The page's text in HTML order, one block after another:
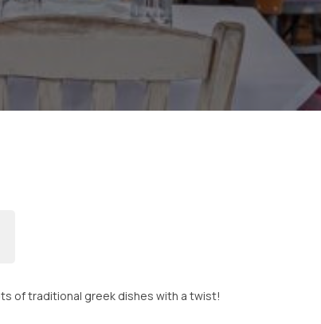
of traditional greek dishes with a twist!